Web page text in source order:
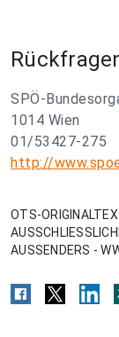
SPÖ-
1014 Wien
01/53427-275
http://
OTS-
AUSSENDERS -